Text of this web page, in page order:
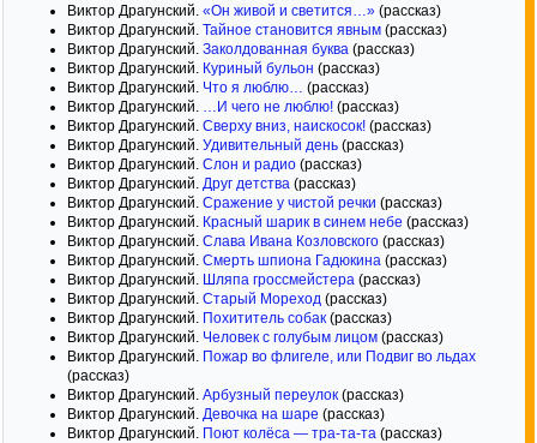
Виктор Драгунский. «Он живой и светится…» (рассказ)
Виктор Драгунский. Тайное становится явным (рассказ)
Виктор Драгунский. Заколдованная буква (рассказ)
Виктор Драгунский. Куриный бульон (рассказ)
Виктор Драгунский. Что я люблю…
(рассказ)
Виктор Драгунский.
…И чего не люблю! (рассказ)
Виктор Драгунский. Сверху вниз, наискосок! (рассказ)
Виктор Драгунский. Удивительный день (рассказ)
Виктор Драгунский. Слон и радио (рассказ)
Виктор Драгунский. Друг детства (рассказ)
Виктор Драгунский. Сражение у чистой речки (рассказ)
Виктор Драгунский. Красный шарик в синем небе (рассказ)
Виктор Драгунский. Слава Ивана Козловского (рассказ)
Виктор Драгунский. Смерть шпиона Гадюкина (рассказ)
Виктор Драгунский. Шляпа гроссмейстера (рассказ)
Виктор Драгунский. Старый Мореход (рассказ)
Виктор Драгунский. Похититель собак (рассказ)
Виктор Драгунский. Человек с голубым лицом (рассказ)
Виктор Драгунский. Пожар во флигеле, или Подвиг во льдах
(рассказ)
Виктор Драгунский. Арбузный переулок (рассказ)
Виктор Драгунский. Девочка на шаре (рассказ)
Виктор Драгунский. Поют колёса — тра-та-та (рассказ)